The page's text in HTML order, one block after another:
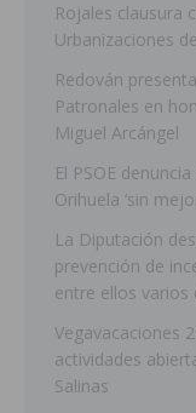
Rojales clausura
Urbanizaciones
Redován
Patronales en
Miguel Arcángel
El PSOE
Orihuela ‘sin
La Diputación
prevención de
entre ellos varios
Vegavacaciones
actividades
Salinas